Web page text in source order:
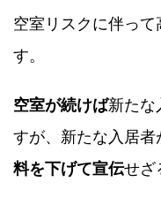
空室リスクに伴っ
す。
空室が続けば新たな
すが、新たな入居者
料を下げて宣伝せざ